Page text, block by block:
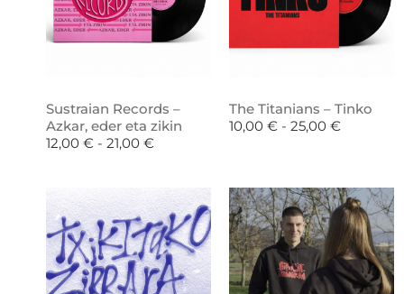
Sustraian Records –
Azkar, eder eta zikin
12,00 € - 21,00 €
The Titanians – Tinko
10,00 € - 25,00 €